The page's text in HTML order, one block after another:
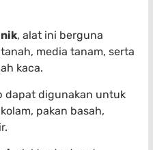
, alat ini berguna
media tanam, serta
kaca.
dapat digunakan untuk
pakan basah,